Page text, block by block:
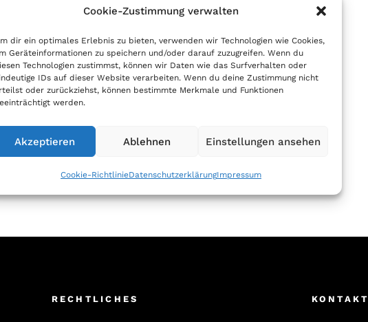
Cookie-Zustimmung verwalten
dir ein optimales Erlebnis zu bieten, verwenden wir Technologien wie Cookies,
Geräteinformationen zu speichern und/oder darauf zuzugreifen. Wenn du
Technologien zustimmst, können wir Daten wie das Surfverhalten oder
IDs auf dieser Website verarbeiten. Wenn du deine Zustimmung nicht
oder zurückziehst, können bestimmte Merkmale und Funktionen
werden.
Akzeptieren Ablehnen Einstellungen ansehen
Cookie-RichtlinieDatenschutzerklärungImpressum
RECHTLICHES KONTAKT